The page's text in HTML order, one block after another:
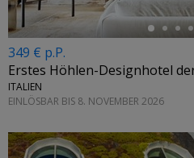
349 € p.P.
Erstes Höhlen-Designhotel
ITALIEN
EINLÖSBAR BIS 8. NOVEMBER 2026